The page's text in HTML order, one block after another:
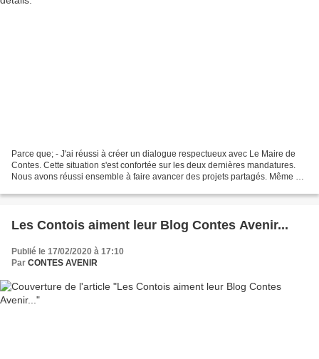
Parce que; - J'ai réussi à créer un dialogue respectueux avec Le Maire de
Contes. Cette situation s'est confortée sur les deux dernières mandatures.
Nous avons réussi ensemble à faire avancer des projets partagés. Même si
Les Contois aiment leur Blog Contes Avenir...
Publié le 17/02/2020 à 17:10
Par CONTES AVENIR